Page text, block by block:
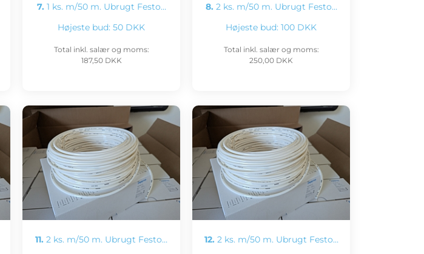
7. 1 ks. m/50 m. Ubrugt Festo…
Højeste bud: 50 DKK
Total inkl. salær og moms:
187,50 DKK
8. 2 ks. m/50 m. Ubrugt Festo…
Højeste bud: 100 DKK
Total inkl. salær og moms:
250,00 DKK
11. 2 ks. m/50 m. Ubrugt Festo…
12. 2 ks. m/50 m. Ubrugt Festo…